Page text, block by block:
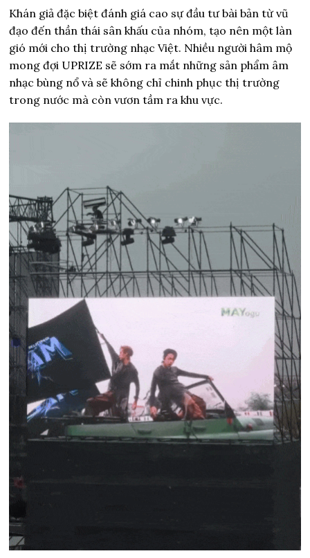
Khán giả đặc biệt đánh giá cao sự đầu tư bài bản từ vũ
đạo đến thần thái sân khấu của nhóm, tạo nên một làn
gió mới cho thị trường nhạc Việt. Nhiều người hâm mộ
mong đợi UPRIZE sẽ sớm ra mắt những sản phẩm âm
nhạc bùng nổ và sẽ không chỉ chinh phục thị trường
trong nước mà còn vươn tầm ra khu vực.